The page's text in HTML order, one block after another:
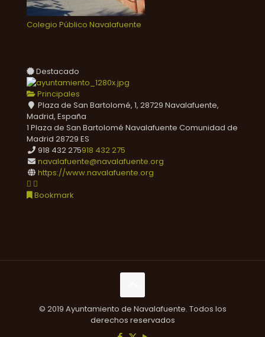
Colegio Público Navalafuente
Destacado
Principales
Plaza de San Bartolomé, 1, 28729 Navalafuente,
Madrid, España
1 Plaza de San Bartolomé Navalafuente Comunidad de
Madrid 28729 ES
918 432 275918 432 275
navalafuente@navalafuente.org
https://www.navalafuente.org
Bookmark
© 2019 Ayuntamiento de Navalafuente. Todos los
derechos reservados